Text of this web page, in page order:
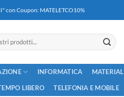
con Coupon: MATELETCO10%
INFORMATICA
LIBERO TELEFONIA E MOBILE